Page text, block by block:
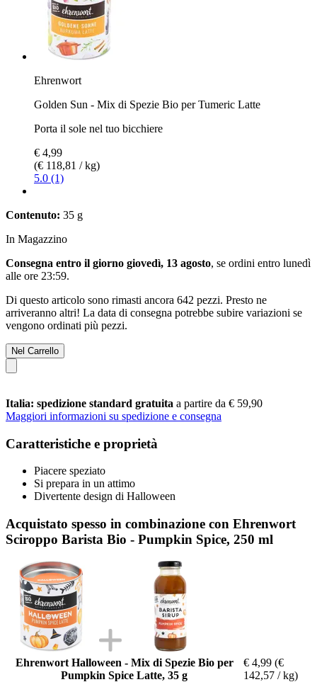
Ehrenwort
Golden Sun - Mix di Spezie Bio per Tumeric Latte
Porta il sole nel tuo bicchiere
€ 4,99
(€ 118,81 / kg)
5.0 (1)
Contenuto: 35 g
In Magazzino
Consegna entro il giorno giovedì, 13 agosto, se ordini entro lunedì
alle ore 23:59.
Di questo articolo sono rimasti ancora 642 pezzi. Presto ne
arriveranno altri! La data di consegna potrebbe subire variazioni se
vengono ordinati più pezzi.
Nel Carrello
Italia: spedizione standard gratuita a partire da € 59,90
Maggiori informazioni su spedizione e consegna
Caratteristiche e proprietà
Piacere speziato
Si prepara in un attimo
Divertente design di Halloween
Acquistato spesso in combinazione con Ehrenwort
Sciroppo Barista Bio - Pumpkin Spice, 250 ml
Ehrenwort Halloween - Mix di Spezie Bio per
Pumpkin Spice Latte, 35 g
€ 4,99 (€
142,57 / kg)